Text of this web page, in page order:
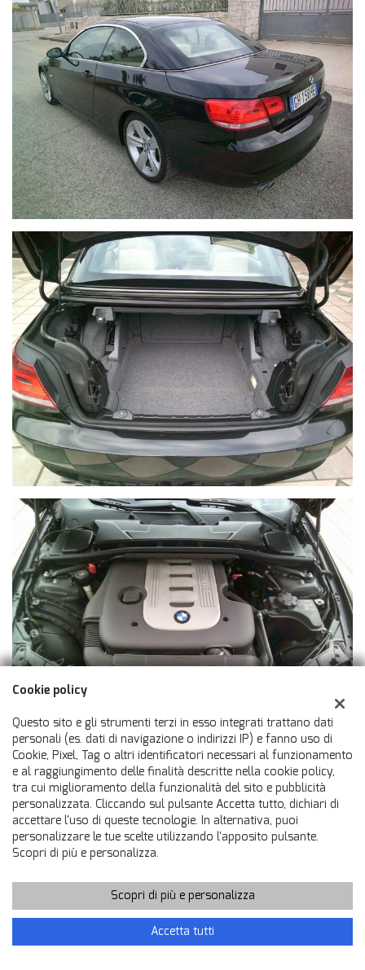
Contatta un consulente
Cookie policy
Questo sito e gli strumenti terzi in esso integrati trattano dati
personali (es. dati di navigazione o indirizzi IP) e fanno uso di
Cookie, Pixel, Tag o altri identificatori necessari al funzionamento
e al raggiungimento delle finalità descritte nella cookie policy,
tra cui miglioramento della funzionalità del sito e pubblicità
personalizzata. Cliccando sul pulsante Accetta tutto, dichiari di
accettare l'uso di queste tecnologie. In alternativa, puoi
personalizzare le tue scelte utilizzando l'apposito pulsante.
Scopri di più e personalizza.
Scopri di più e personalizza
Accetta tutti